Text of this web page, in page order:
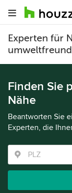
Experten für
Finden Sie
Nähe
Beantworten Sie
Experten, die